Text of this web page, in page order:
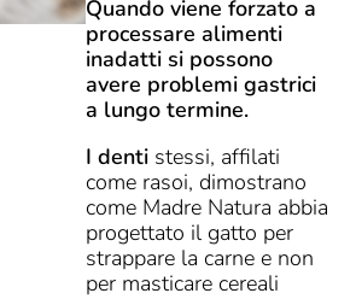
Quando viene forzato a
processare alimenti
inadatti si possono
avere problemi gastrici
a lungo termine.
I denti stessi, affilati
come rasoi, dimostrano
come Madre Natura abbia
progettato il gatto per
strappare la carne e non
per masticare cereali